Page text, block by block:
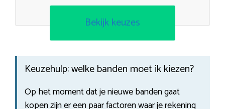
Bekijk keuzes
Keuzehulp: welke banden moet ik kiezen?
Op het moment dat je nieuwe banden gaat
kopen zijn er een paar factoren waar je rekening